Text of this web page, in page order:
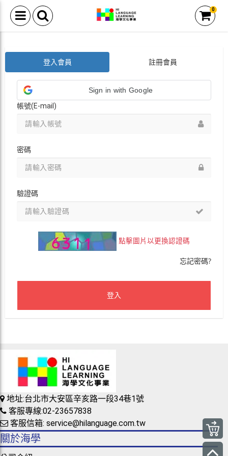
0
登入會員 註冊會員
Sign in with Google
帳號(E-mail)
密碼
驗證碼
點擊圖片以更換認證碼
忘記密碼?
登入
地址:台北市大安區辛亥路一段34巷1號
客服專線:02-23657838
客服信箱: service@hilanguage.com.tw
關於海學